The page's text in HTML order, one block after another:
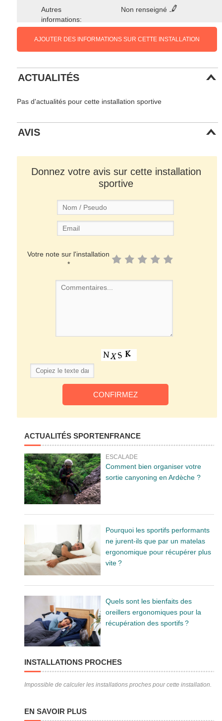
Autres
informations:
Non renseigné
AJOUTER DES INFORMATIONS SUR CETTE INSTALLATION
ACTUALITÉS
Pas d'actualités pour cette installation sportive
AVIS
Donnez votre avis sur cette installation
sportive
Votre note sur l'installation
*
ACTUALITÉS SPORTENFRANCE
ESCALADE
Comment bien organiser votre
sortie canyoning en Ardèche ?
Pourquoi les sportifs performants
ne jurent-ils que par un matelas
ergonomique pour récupérer plus
vite ?
Quels sont les bienfaits des
oreillers ergonomiques pour la
récupération des sportifs ?
INSTALLATIONS PROCHES
Impossible de calculer les installations proches pour cette installation.
EN SAVOIR PLUS